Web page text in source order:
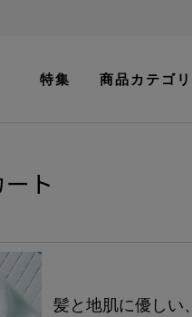
特集 商品カテゴリ
ト
髪と地肌に優しい